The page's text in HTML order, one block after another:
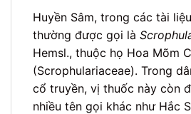
Huyền Sâm, trong các tài
thường được gọi là
Hemsl., thuộc họ Hoa Mõm
(Scrophulariaceae). Trong
cổ truyền, vị thuốc này còn
nhiều tên gọi khác như Hắc